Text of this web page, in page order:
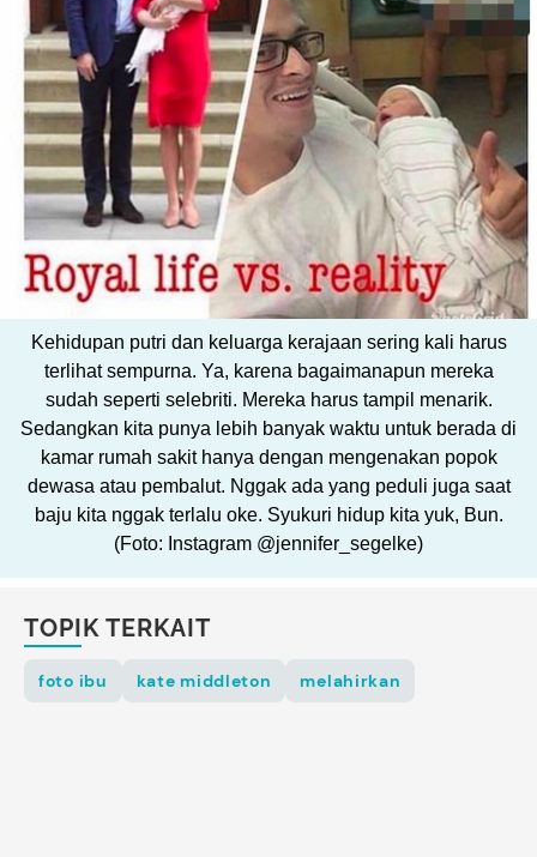
Kehidupan putri dan keluarga kerajaan sering kali harus
terlihat sempurna. Ya, karena bagaimanapun mereka
sudah seperti selebriti. Mereka harus tampil menarik.
Sedangkan kita punya lebih banyak waktu untuk berada di
kamar rumah sakit hanya dengan mengenakan popok
dewasa atau pembalut. Nggak ada yang peduli juga saat
baju kita nggak terlalu oke. Syukuri hidup kita yuk, Bun.
(Foto: Instagram @jennifer_segelke)
TOPIK TERKAIT
foto ibu kate middleton melahirkan